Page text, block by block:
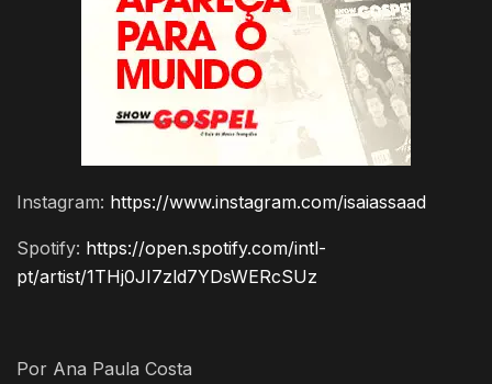
Instagram: https://www.instagram.com/isaiassaad
Spotify: https://open.spotify.com/intl-
pt/artist/1THj0JI7zld7YDsWERcSUz
Por Ana Paula Costa